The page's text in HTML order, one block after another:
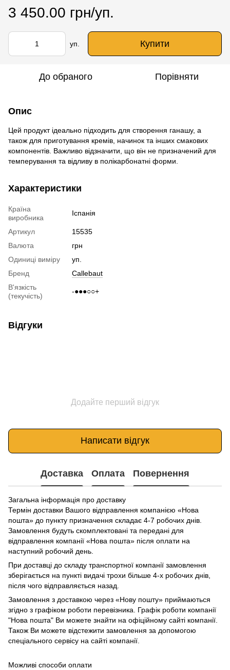
3 450.00 грн/уп.
уп. Купити
До обраного Порівняти
Опис
Цей продукт ідеально підходить для створення ганашу, а
також для приготування кремів, начинок та інших смакових
компонентів. Важливо відзначити, що він не призначений для
темперування та відливу в полікарбонатні форми.
Характеристики
Країна
виробника
Іспанія
Артикул
15535
Валюта
грн
Одиниці виміру
уп.
Бренд
Callebaut
В'язкість
(текучість)
-●●●○○+
Відгуки
Додайте перший відгук
Написати відгук
Доставка Оплата Повернення
Загальна інформація про доставку
Термін доставки Вашого відправлення компанією «Нова
пошта» до пункту призначення складає 4-7 робочих днів.
Замовлення будуть скомплектовані та передані для
відправлення компанії «Нова пошта» після оплати на
наступний робочий день.
При доставці до складу транспортної компанії замовлення
зберігається на пункті видачі трохи більше 4-х робочих днів,
після чого відправляється назад.
Замовлення з доставкою через «Нову пошту» приймаються
згідно з графіком роботи перевізника. Графік роботи компанії
"Нова пошта" Ви можете знайти на офіційному сайті компанії.
Також Ви можете відстежити замовлення за допомогою
спеціального сервісу на сайті компанії.
Можливі способи оплати